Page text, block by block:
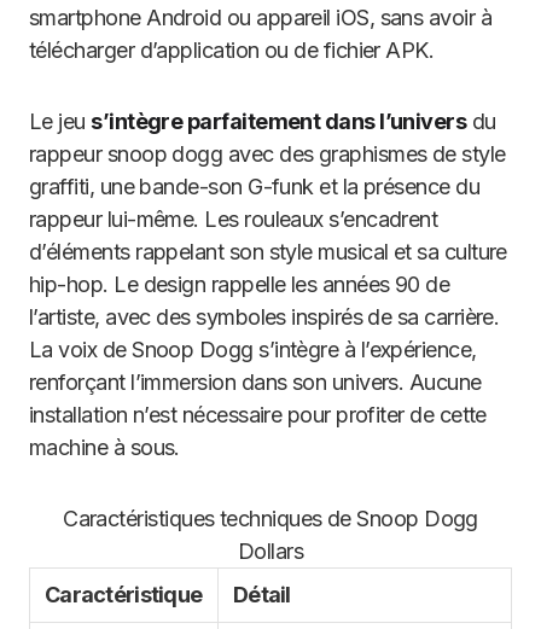
smartphone Android ou appareil iOS, sans avoir à
télécharger d’application ou de fichier APK.
Le jeu s’intègre parfaitement dans l’universdu
rappeur snoop dogg avec des graphismes de style
graffiti, une bande-son G-funk et la présence du
rappeur lui-même. Les rouleaux s’encadrent
d’éléments rappelant son style musical et sa culture
hip-hop. Le design rappelle les années 90 de
l’artiste, avec des symboles inspirés de sa carrière.
La voix de Snoop Dogg s’intègre à l’expérience,
renforçant l’immersion dans son univers. Aucune
installation n’est nécessaire pour profiter de cette
machine à sous.
Caractéristiques techniques de Snoop Dogg
Dollars
Caractéristique
Détail